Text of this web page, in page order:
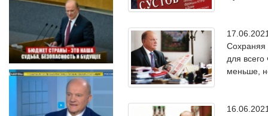
Сохраняя
для
меньше,